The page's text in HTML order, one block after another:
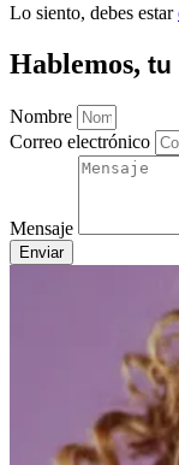
Lo siento, debes estar
Hablemos, tu
Nombre
Correo electrónico
Mensaje
Enviar